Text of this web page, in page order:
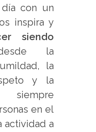
día con un
inspira y
siendo
la
la
y la
siempre
en el
actividad a